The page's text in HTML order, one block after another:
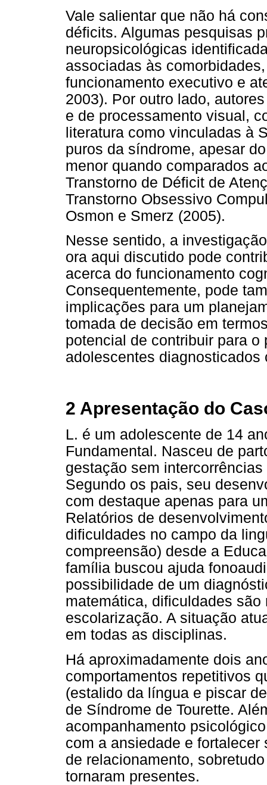
Vale salientar que não há
déficits. Algumas pesquisas
neuropsicológicas
associadas às
funcionamento executivo e
2003). Por outro lado,
e de processamento visual,
literatura como vinculadas à
puros da síndrome, apesar
menor quando comparados
Transtorno de Déficit de
Transtorno Obsessivo
Osmon e Smerz (2005).
Nesse sentido, a
ora aqui discutido pode
acerca do funcionamento
Consequentemente, pode
implicações para um
tomada de decisão em
potencial de contribuir para
adolescentes diagnosticados
2 Apresentação do
L. é um adolescente de 14
Fundamental. Nasceu de
gestação sem
Segundo os pais, seu
com destaque apenas para
Relatórios de
dificuldades no campo da
compreensão) desde a
família buscou ajuda
possibilidade de um
matemática, dificuldades
escolarização. A situação
em todas as disciplinas.
Há aproximadamente dois
comportamentos repetitivos
(estalido da língua e piscar
de Síndrome de Tourette.
acompanhamento
com a ansiedade e
de relacionamento,
tornaram presentes.